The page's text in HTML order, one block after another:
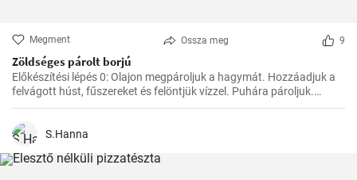
Megment Ossza meg 9
Zöldséges párolt borjú
Előkészítési lépés 0: Olajon megpároljuk a hagymát. Hozzáadjuk a
felvágott húst, fűszereket és felöntjük vízzel. Puhára pároljuk.
Ezután hozzáadjuk a zöldséget, a paradicsompürét és főzzük, amíg
felmelegedni.
S.Hanna